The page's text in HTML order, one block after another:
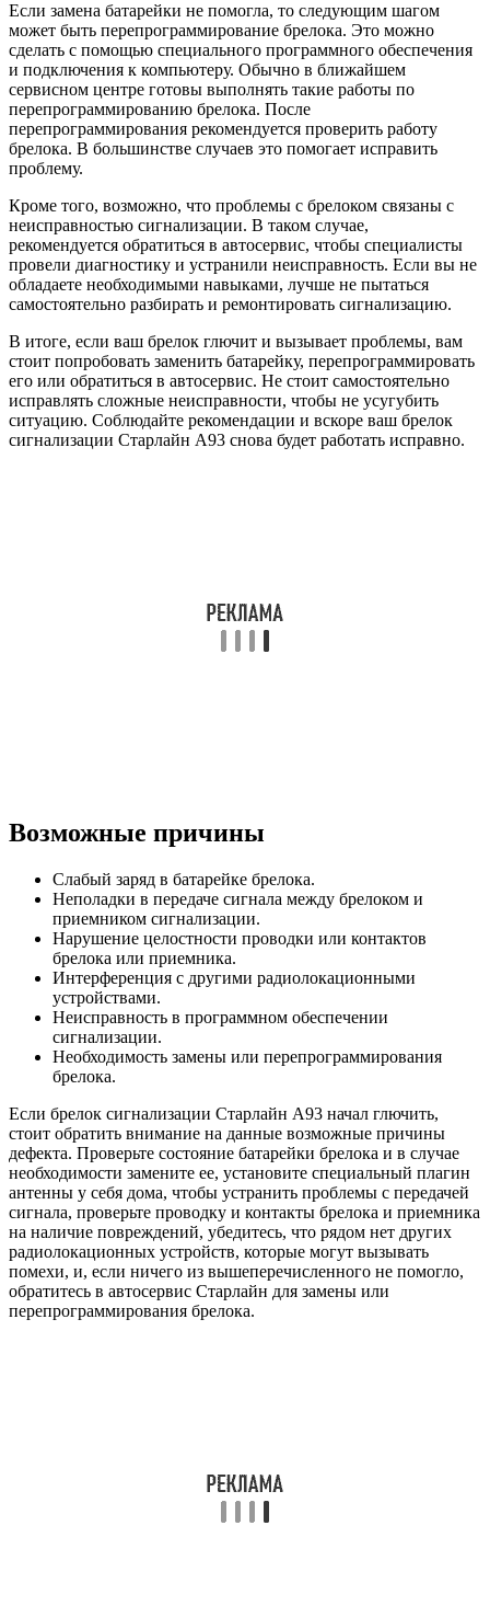
Если замена батарейки не помогла, то следующим шагом
может быть перепрограммирование брелока. Это можно
сделать с помощью специального программного обеспечения
и подключения к компьютеру. Обычно в ближайшем
сервисном центре готовы выполнять такие работы по
перепрограммированию брелока. После
перепрограммирования рекомендуется проверить работу
брелока. В большинстве случаев это помогает исправить
проблему.
Кроме того, возможно, что проблемы с брелоком связаны с
неисправностью сигнализации. В таком случае,
рекомендуется обратиться в автосервис, чтобы специалисты
провели диагностику и устранили неисправность. Если вы не
обладаете необходимыми навыками, лучше не пытаться
самостоятельно разбирать и ремонтировать сигнализацию.
В итоге, если ваш брелок глючит и вызывает проблемы, вам
стоит попробовать заменить батарейку, перепрограммировать
его или обратиться в автосервис. Не стоит самостоятельно
исправлять сложные неисправности, чтобы не усугубить
ситуацию. Соблюдайте рекомендации и вскоре ваш брелок
сигнализации Старлайн А93 снова будет работать исправно.
Возможные причины
Слабый заряд в батарейке брелока.
Неполадки в передаче сигнала между брелоком и
приемником сигнализации.
Нарушение целостности проводки или контактов
брелока или приемника.
Интерференция с другими радиолокационными
устройствами.
Неисправность в программном обеспечении
сигнализации.
Необходимость замены или перепрограммирования
брелока.
Если брелок сигнализации Старлайн А93 начал глючить,
стоит обратить внимание на данные возможные причины
дефекта. Проверьте состояние батарейки брелока и в случае
необходимости замените ее, установите специальный плагин
антенны у себя дома, чтобы устранить проблемы с передачей
сигнала, проверьте проводку и контакты брелока и приемника
на наличие повреждений, убедитесь, что рядом нет других
радиолокационных устройств, которые могут вызывать
помехи, и, если ничего из вышеперечисленного не помогло,
обратитесь в автосервис Старлайн для замены или
перепрограммирования брелока.